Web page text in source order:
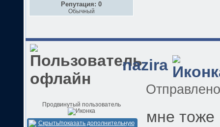
Репутация: 0
Обычный
nazira
Продвинутый пользователь
мне тоже